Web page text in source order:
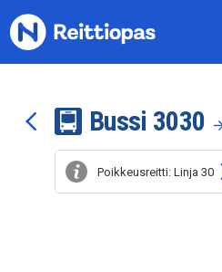
Siirry sisältöön
Bussi 3030
Poikkeusreitti: Linja 30